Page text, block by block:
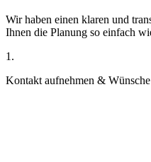
Wir haben einen klaren und
Ihnen die Planung so einfach
1.
Kontakt aufnehmen & Wünsche